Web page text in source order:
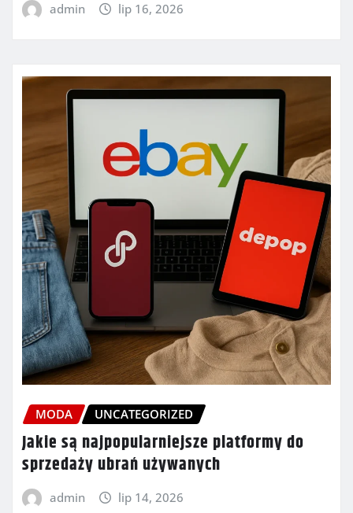
admin lip 16, 2026
MODA UNCATEGORIZED
Jakie są najpopularniejsze platformy do
sprzedaży ubrań używanych
admin lip 14, 2026